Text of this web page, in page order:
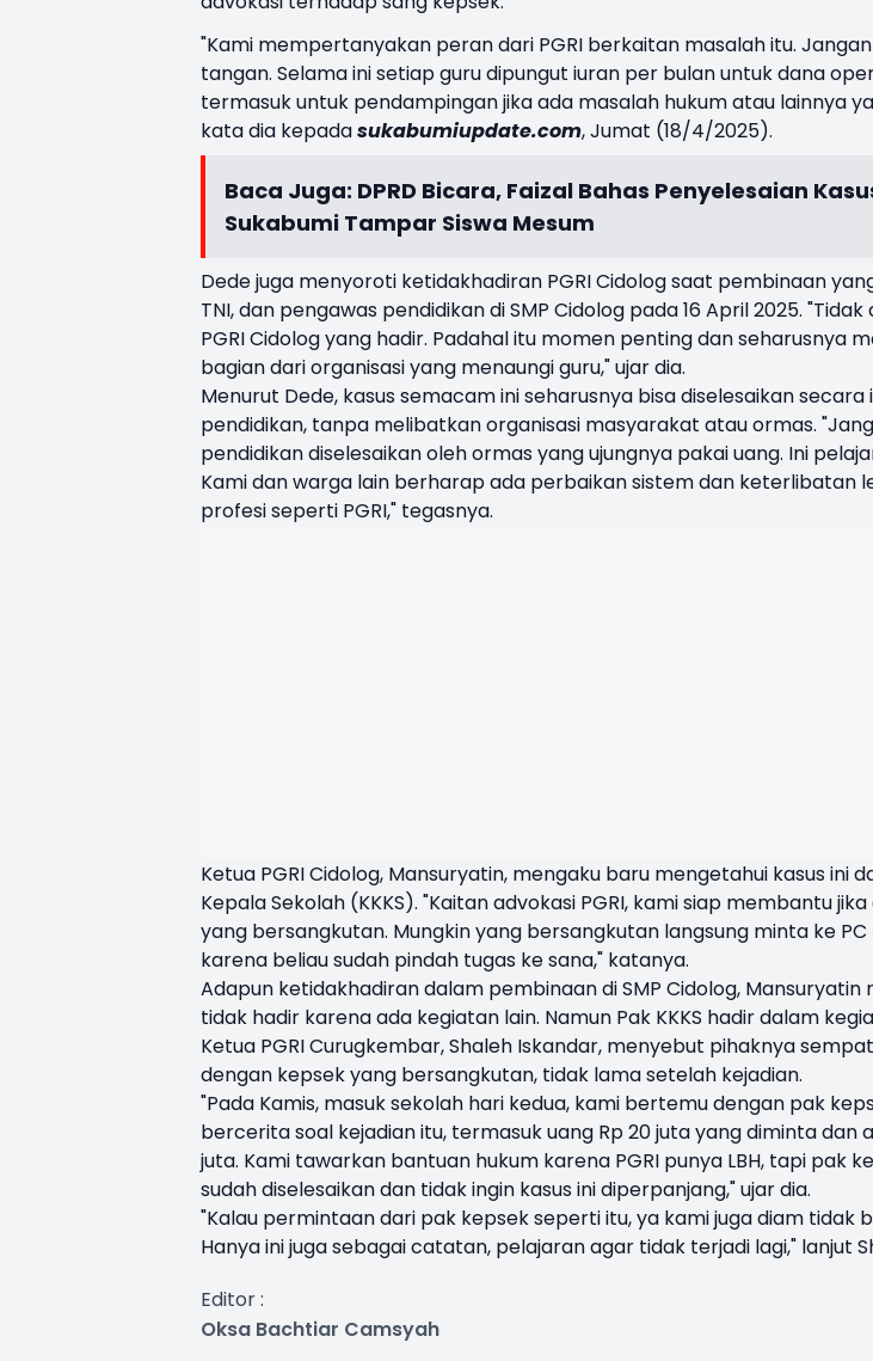
"Kami mempertanyakan peran dari PGRI berkaitan masalah itu.
tangan. Selama ini setiap guru dipungut iuran per bulan untuk dana
termasuk untuk pendampingan jika ada masalah hukum atau lainnya
kata dia kepadasukabumiupdate.com, Jumat (18/4/2025).
Baca Juga: DPRD Bicara, Faizal Bahas Penyelesaian
Sukabumi Tampar Siswa Mesum
Dede juga menyoroti ketidakhadiran PGRI Cidolog saat pembinaan
TNI, dan pengawas pendidikan di SMP Cidolog pada 16 April 2025.
PGRI Cidolog yang hadir. Padahal itu momen penting dan seharusnya
bagian dari organisasi yang menaungi guru," ujar dia.
Menurut Dede, kasus semacam ini seharusnya bisa diselesaikan
pendidikan, tanpa melibatkan organisasi masyarakat atau ormas.
pendidikan diselesaikan oleh ormas yang ujungnya pakai uang. Ini
Kami dan warga lain berharap ada perbaikan sistem dan keterlibatan
profesi seperti PGRI," tegasnya.
Ketua PGRI Cidolog, Mansuryatin, mengaku baru mengetahui kasus ini
Kepala Sekolah (KKKS). "Kaitan advokasi PGRI, kami siap membantu
yang bersangkutan. Mungkin yang bersangkutan langsung minta ke PC
karena beliau sudah pindah tugas ke sana," katanya.
Adapun ketidakhadiran dalam pembinaan di SMP Cidolog, Mansuryatin
tidak hadir karena ada kegiatan lain. Namun Pak KKKS hadir dalam
Ketua PGRI Curugkembar, Shaleh Iskandar, menyebut pihaknya
dengan kepsek yang bersangkutan, tidak lama setelah kejadian.
"Pada Kamis, masuk sekolah hari kedua, kami bertemu dengan pak
bercerita soal kejadian itu, termasuk uang Rp 20 juta yang diminta dan
juta. Kami tawarkan bantuan hukum karena PGRI punya LBH, tapi pak
sudah diselesaikan dan tidak ingin kasus ini diperpanjang," ujar dia.
"Kalau permintaan dari pak kepsek seperti itu, ya kami juga diam tidak
Hanya ini juga sebagai catatan, pelajaran agar tidak terjadi lagi," lanjut
Editor :
Oksa Bachtiar Camsyah